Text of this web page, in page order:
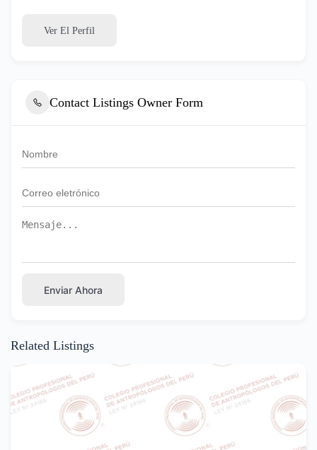
Ver El Perfil
Contact Listings Owner Form
Enviar Ahora
Related Listings